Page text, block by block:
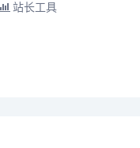
站长工具